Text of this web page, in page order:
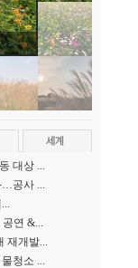
대상 ...
…공사 ...
공연 &...
재개발...
청소 ...